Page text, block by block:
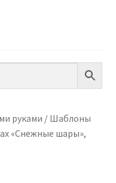
руками / Шаблоны
«Снежные шары»,